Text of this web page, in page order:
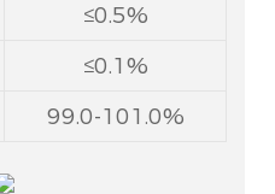
≤0.5%
≤0.1%
99.0-101.0%